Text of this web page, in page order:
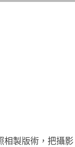
相製版術，把攝影